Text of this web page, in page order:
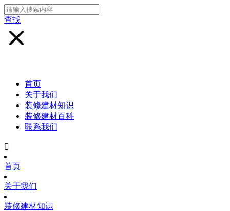
查找
首页
关于我们
装修建材知识
装修建材百科
联系我们

首页
关于我们
装修建材知识